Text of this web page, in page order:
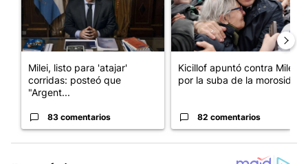
Milei, listo para 'atajar'
corridas: posteó que
"Argent...
83 comentarios
Kicillof apuntó contra Milei
por la suba de la morosida...
82 comentarios